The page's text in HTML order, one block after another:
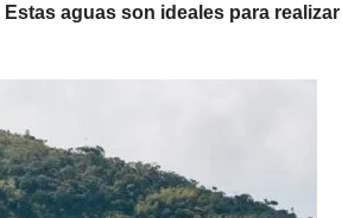
Estas aguas son ideales para realizar